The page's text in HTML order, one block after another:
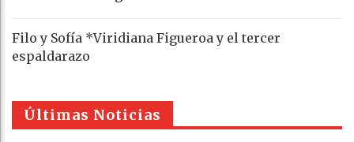
Filo y Sofía *Viridiana Figueroa y el tercer
espaldarazo
Últimas Noticias